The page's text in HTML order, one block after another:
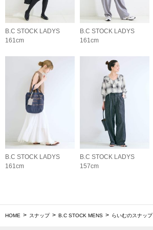
B.C STOCK LADYS
161cm
B.C STOCK LADYS
161cm
B.C STOCK LADYS
161cm
B.C STOCK LADYS
157cm
HOME スナップ B.C STOCK MENS らいむのスナップ